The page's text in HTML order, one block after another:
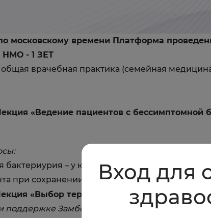
московскому времени Платформа
НМО - 1 ЗЕТ
врачебная практика (семейная
«Ведение пациентов с бессимптомной
бактериурия – у кого и когда лечить? •
при сохранении бактериурии после
«Выбор терапии для профилактики и
поддержке Замбон, не аккредитовано НМО)
Вход для